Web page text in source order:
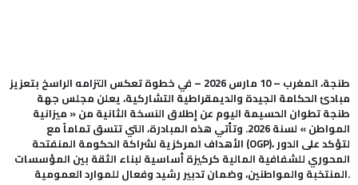
طنجة، المغرب – 10 مارس 2026 – في خطوة تعكس التزامه الراسخ بتعزيز
مبادئ الحكامة الجيدة والديمقراطية التشاركية، يعلن مجلس جهة
طنجة تطوان الحسيمة اليوم عن إطلاق النسخة الثانية من « ميزانية
المواطن » لسنة 2026. وتأتي هذه المبادرة، التي تتسق تماماً مع
الأهداف المركزية لشراكة الحكومة المنفتحة (OGP)، لتؤكد على الدور
المحوري للشفافية المالية كركيزة أساسية لبناء الثقة بين المؤسسات
المنتخبة والمواطنين، وضمان تدبير رشيد وفعال للموارد العمومية.